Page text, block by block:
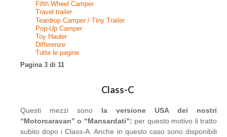
Fifth Wheel Camper
Travel trailer
Teardrop Camper / Tiny Trailer
Pop-Up Camper
Toy Hauler
Differenze
Tutte le pagine
Pagina 3 di 11
Class-C
Questi mezzi sono la versione USA dei nostri
“Motorcaravan” o “Mansardati”: per questo motivo li tratto
subito dopo i Class-A. Anche in questo caso sono disponibili